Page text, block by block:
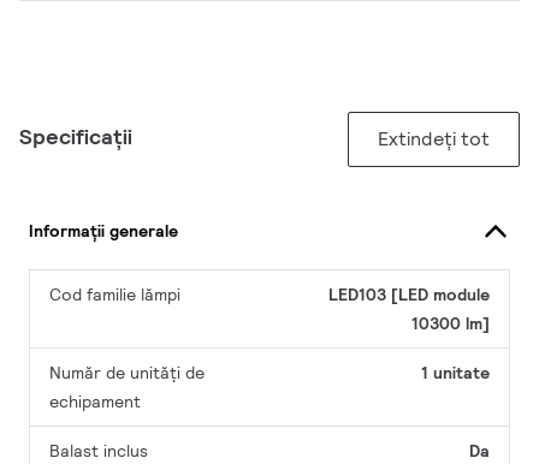
Specificații Extindeți tot
Informații generale
Cod familie lămpi
LED103 [LED module
10300 lm]
Număr de unități de
echipament
1 unitate
Balast inclus Da